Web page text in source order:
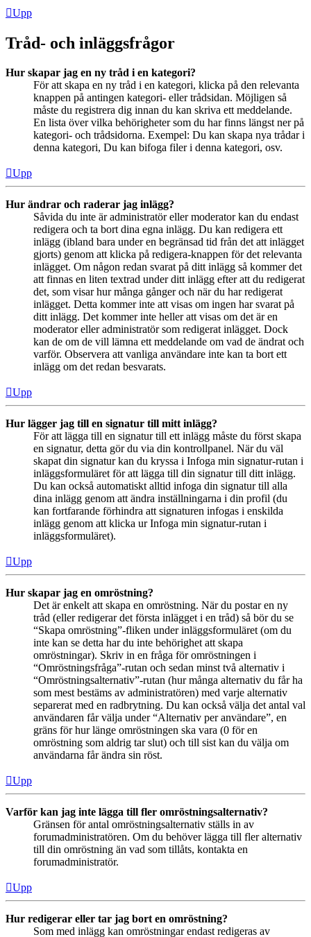
Upp
Tråd- och inläggsfrågor
Hur skapar jag en ny tråd i en kategori?
För att skapa en ny tråd i en kategori, klicka på den relevanta
knappen på antingen kategori- eller trådsidan. Möjligen så
måste du registrera dig innan du kan skriva ett meddelande.
En lista över vilka behörigheter som du har finns längst ner på
kategori- och trådsidorna. Exempel: Du kan skapa nya trådar i
denna kategori, Du kan bifoga filer i denna kategori, osv.
Upp
Hur ändrar och raderar jag inlägg?
Såvida du inte är administratör eller moderator kan du endast
redigera och ta bort dina egna inlägg. Du kan redigera ett
inlägg (ibland bara under en begränsad tid från det att inlägget
gjorts) genom att klicka på redigera-knappen för det relevanta
inlägget. Om någon redan svarat på ditt inlägg så kommer det
att finnas en liten textrad under ditt inlägg efter att du redigerat
det, som visar hur många gånger och när du har redigerat
inlägget. Detta kommer inte att visas om ingen har svarat på
ditt inlägg. Det kommer inte heller att visas om det är en
moderator eller administratör som redigerat inlägget. Dock
kan de om de vill lämna ett meddelande om vad de ändrat och
varför. Observera att vanliga användare inte kan ta bort ett
inlägg om det redan besvarats.
Upp
Hur lägger jag till en signatur till mitt inlägg?
För att lägga till en signatur till ett inlägg måste du först skapa
en signatur, detta gör du via din kontrollpanel. När du väl
skapat din signatur kan du kryssa i Infoga min signatur-rutan i
inläggsformuläret för att lägga till din signatur till ditt inlägg.
Du kan också automatiskt alltid infoga din signatur till alla
dina inlägg genom att ändra inställningarna i din profil (du
kan fortfarande förhindra att signaturen infogas i enskilda
inlägg genom att klicka ur Infoga min signatur-rutan i
inläggsformuläret).
Upp
Hur skapar jag en omröstning?
Det är enkelt att skapa en omröstning. När du postar en ny
tråd (eller redigerar det första inlägget i en tråd) så bör du se
“Skapa omröstning”-fliken under inläggsformuläret (om du
inte kan se detta har du inte behörighet att skapa
omröstningar). Skriv in en fråga för omröstningen i
“Omröstningsfråga”-rutan och sedan minst två alternativ i
“Omröstningsalternativ”-rutan (hur många alternativ du får ha
som mest bestäms av administratören) med varje alternativ
separerat med en radbrytning. Du kan också välja det antal val
användaren får välja under “Alternativ per användare”, en
gräns för hur länge omröstningen ska vara (0 för en
omröstning som aldrig tar slut) och till sist kan du välja om
användarna får ändra sin röst.
Upp
Varför kan jag inte lägga till fler omröstningsalternativ?
Gränsen för antal omröstningsalternativ ställs in av
forumadministratören. Om du behöver lägga till fler alternativ
till din omröstning än vad som tillåts, kontakta en
forumadministratör.
Upp
Hur redigerar eller tar jag bort en omröstning?
Som med inlägg kan omröstningar endast redigeras av